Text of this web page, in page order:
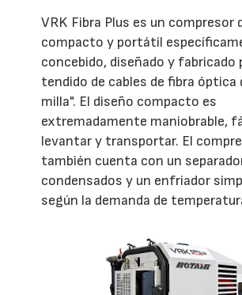
VRK Fibra Plus es un compresor
compacto y portátil
concebido, diseñado y fabricado
tendido de cables de fibra óptica
milla". El diseño compacto es
extremadamente maniobrable,
levantar y transportar. El
también cuenta con un
condensados y un enfriador
según la demanda de